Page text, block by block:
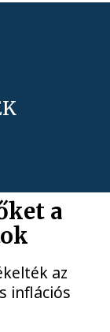
a
az
inflációs